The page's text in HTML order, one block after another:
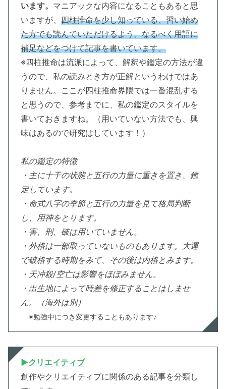
います。 マニアックな内容になることもあると思
いますが、 四柱推命を少し知っている、習い始め
た方でも読んでいただけるよう、なるべく用語に
補足などをつけて記事を書いています。
※四柱推命は流派によって、解釈や鑑定の方法が違
うので、私の読みとき方が正解というわけではあ
りません。ここが四柱推命界隈では一番混乱する
と思うので、参考までに、私の鑑定のスタイルを
書いておきますね。（用いていない方法でも、興
味はあるので研究はしています！）
私の鑑定の特徴
・主に十干の状態と五行の力量に重きを置き、鑑
定しています。
・命式八字の季節と五行の力量を見て格局判断
し、 用神をとります。
・害、刑、破は用いていません。
・外格は一部取っていないものもあります。大運
で破格する時期をみて、その後は内格とみます。
・天冲殺/空亡は影響をほぼみません。
・出生地によって時差を修正することはしませ
ん。（海外は別）
※勉強中につき変更することもあります♪
▶︎クリエイティブ
創作やクリエイティブに関係のある記事を分類し